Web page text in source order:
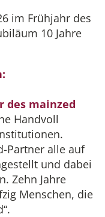
im Frühjahr des
10 Jahre
des mainzed
Handvoll
Partner alle auf
und dabei
Zehn Jahre
Menschen, die